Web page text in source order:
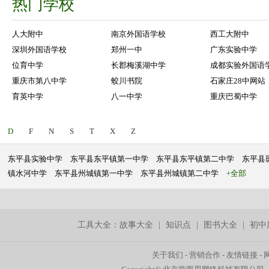
热门学校
人大附中 南京外国语学校
西工大附中
深圳外国语学校
郑州一中
广东实验中学
位育中学
长郡梅溪湖中学
成都实验外国语
重庆市第八中学
蛟川书院
石家庄28中网站
育英中学
八一中学 重庆巴蜀中学
D F N S T X Z
东平县实验中学 东平县东平镇第一中学 东平县东平镇第二中学
东平县
镇水河中学
东平县州城镇第一中学 东平县州城镇第二中学 +全部
工具大全：故事大全 |知识点 图书大全 |初中
关于我们 -营销合作 -友情链接 -